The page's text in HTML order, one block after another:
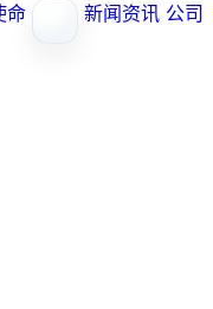
命 新闻资讯 公司